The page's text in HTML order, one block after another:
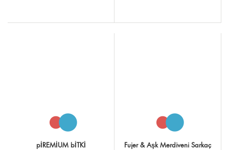
pİREMİUM bİTKİ
Fujer & Aşk Merdiveni Sarkaç